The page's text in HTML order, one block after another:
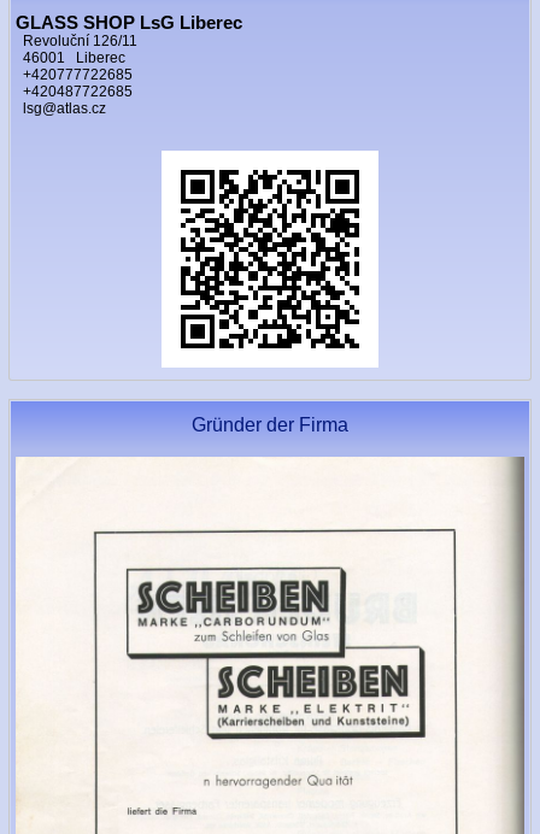
GLASS SHOP LsG Liberec
Revoluční 126/11
46001 Liberec
+420777722685
+420487722685
lsg@atlas.cz
Gründer der Firma